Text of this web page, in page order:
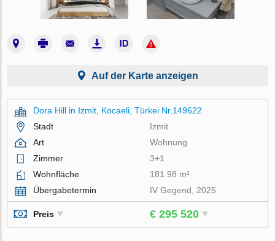
Auf der Karte anzeigen
Dora Hill in Izmit, Kocaeli, Türkei Nr.149622
Stadt
Izmit
Art
Wohnung
Zimmer
3+1
Wohnfläche
181.98 m²
Übergabetermin
IV Gegend, 2025
Preis € 295 520